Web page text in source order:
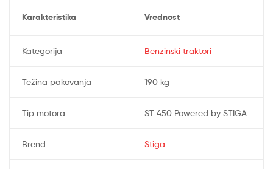
Karakteristika Vrednost
Kategorija Benzinski traktori
Težina pakovanja 190 kg
Tip motora ST 450 Powered by STIGA
Brend Stiga